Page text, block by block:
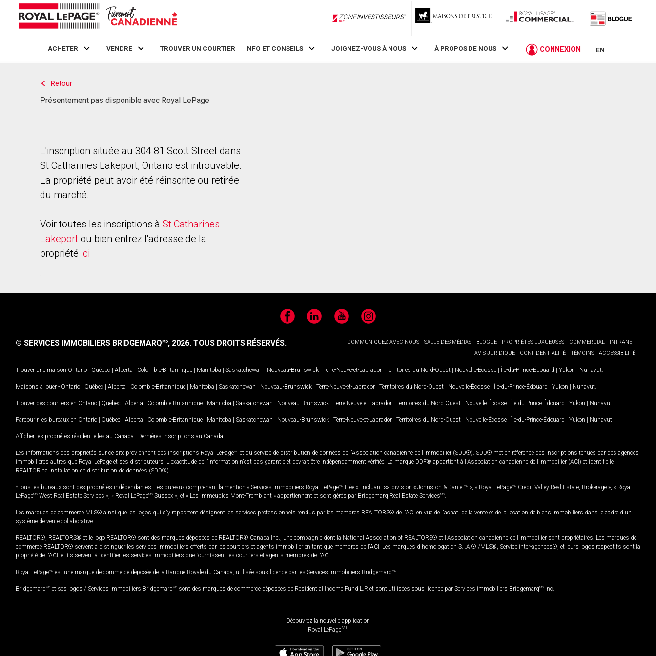
ZoneInvestisseurs RLP
ACHETER VENDRE TROUVER UN COURTIER INFO ET CONSEILS JOIGNEZ-VOUS À NOUS À PROPOS DE NOUS CONNEXION EN
Retour
Présentement pas disponible avec Royal LePage
L'inscription située au 304 81 Scott Street dans
St Catharines Lakeport, Ontario est introuvable.
La propriété peut avoir été réinscrite ou retirée
du marché.
Voir toutes les inscriptions à St Catharines
Lakeport ou bien entrez l'adresse de la
propriété ici
.
FacebookLinkedIn YouTubeInstagram
COMMUNIQUEZ AVEC NOUS SALLE DES MÉDIAS BLOGUE PROPRIÉTÉS LUXUEUSES COMMERCIAL
INTRANET
AVIS JURIDIQUE
CONFIDENTIALITÉ TÉMOINS ACCESSIBILITÉ
© SERVICES IMMOBILIERS BRIDGEMARQMD, 2026. TOUS DROITS RÉSERVÉS.
Trouver une maison Ontario | Québec | Alberta | Colombie-Britannique | Manitoba | Saskatchewan | Nouveau-Brunswick | Terre-Neuve-et-Labrador | Territoires du Nord-Ouest | Nouvelle-Écosse | Île-du-Prince-Édouard | Yukon | Nunavut
Maisons à louer - Ontario | Québec | Alberta | Colombie-Britannique | Manitoba | Saskatchewan | Nouveau-Brunswick | Terre-Neuve-et-Labrador | Territoires du Nord-Ouest | Nouvelle-Écosse | Île-du-Prince-Édouard | Yukon | Nunavut
Trouver des courtiers en Ontario | Québec | Alberta | Colombie-Britannique | Manitoba | Saskatchewan | Nouveau-Brunswick | Terre-Neuve-et-Labrador | Territoires du Nord-Ouest | Nouvelle-Écosse | Île-du-Prince-Édouard | Yukon | Nunavut
Parcourir les bureaux en Ontario | Québec | Alberta | Colombie-Britannique | Manitoba | Saskatchewan | Nouveau-Brunswick | Terre-Neuve-et-Labrador | Territoires du Nord-Ouest | Nouvelle-Écosse | Île-du-Prince-Édouard | Yukon | Nunavut
Afficher les propriétés résidentielles au Canada | Dernières inscriptions au Canada
Les informations des propriétés sur ce site proviennent des inscriptions Royal LePageMD et du service de distribution de données de l'Association canadienne de l’immobilier (SDD®). SDD® met en référence des inscriptions tenues par des agences
immobilières autres que Royal LePage et ses distributeurs. L'exactitude de l'information n'est pas garantie et devrait être indépendamment vérifiée. La marque DDF® appartient à l'Association canadienne de l’immobilier (ACI) et identifie le
REALTOR.ca Installation de distribution de données (SDD®).
*Tous les bureaux sont des propriétés indépendantes. Les bureaux comprenant la mention « Services immobiliers Royal LePageMD Ltée », incluant sa division « Johnston & Daniel MD », « Royal LePageMD Credit Valley Real Estate, Brokerage », « Royal
LePageMD West Real Estate Services », « Royal LePageMD Sussex », et « Les immeubles Mont-Tremblant » appartiennent et sont gérés par Bridgemarq Real Estate ServicesMD
Les marques de commerce MLS® ainsi que les logos qui s'y rapportent désignent les services professionnels rendus par les membres REALTORS® de l'ACI en vue de l'achat, de la vente et de la location de biens immobiliers dans le cadre d'un
système de vente collaborative.
REALTOR®, REALTORS® et le logo REALTOR® sont des marques déposées de REALTOR® Canada Inc., une compagnie dont la National Association of REALTORS® et l'Association canadienne de l’immobilier sont propriétaires. Les marques de
commerce REALTOR® servent à distinguer les services immobiliers offerts par les courtiers et agents immobilier en tant que membres de l'ACI. Les marques d'homologation S.I.A.® /MLS®, Service inter-agences®, et leurs logos respectifs sont la
propriété de l'ACI, et ils servent à identifier les services immobiliers que fournissent les courtiers et agents membres de l'ACI.
Royal LePageMD est une marque de commerce déposée de la Banque Royale du Canada, utilisée sous licence par les Services immobiliers BridgemarqMD
BridgemarqMD et ses logos / Services immobiliers BridgemarqMD sont des marques de commerce déposées de Residential Income Fund L.P. et sont utilisées sous licence par Services immobiliers BridgemarqMD Inc.
Découvrez la nouvelle application
Royal LePageMD